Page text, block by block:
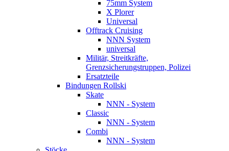
75mm System
X Plorer
Universal
Offtrack Cruising
NNN System
universal
Militär, Streitkräfte,
Grenzsicherungstruppen, Polizei
Ersatzteile
Bindungen Rollski
Skate
NNN - System
Classic
NNN - System
Combi
NNN - System